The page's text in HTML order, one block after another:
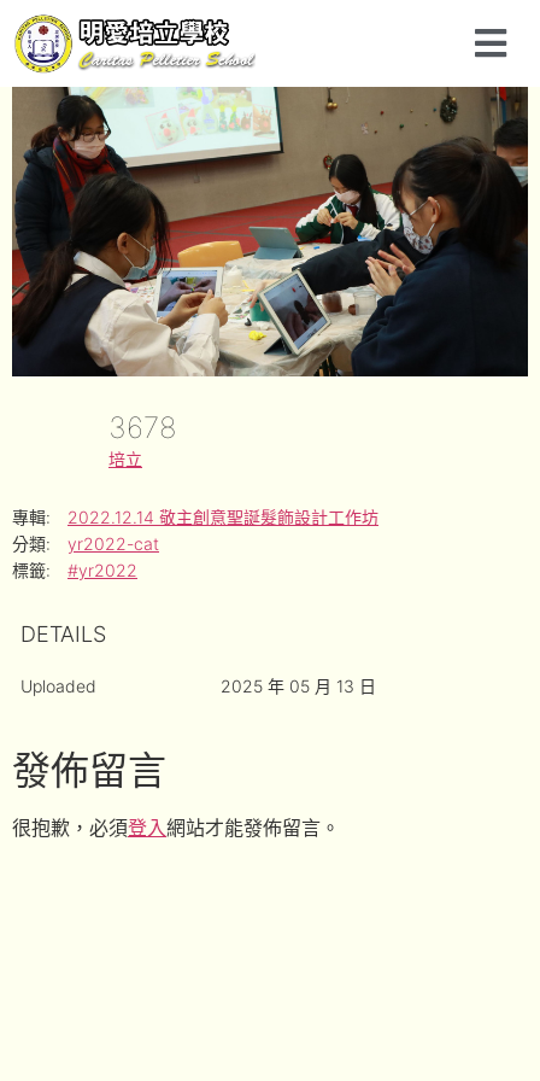
3678
培立
專輯:
2022.12.14 敬主創意聖誕髮飾設計工作坊
分類:
yr2022-cat
標籤:
#yr2022
DETAILS
Uploaded 2025 年 05 月 13 日
發佈留言
很抱歉，必須登入網站才能發佈留言。